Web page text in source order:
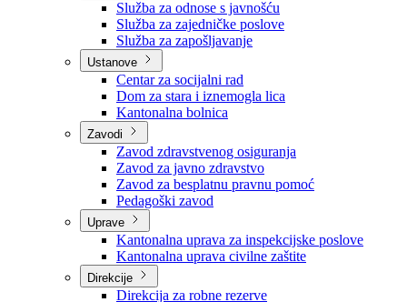
Službe
Služba za odnose s javnošću
Služba za zajedničke poslove
Služba za zapošljavanje
Ustanove
Centar za socijalni rad
Dom za stara i iznemogla lica
Kantonalna bolnica
Zavodi
Zavod zdravstvenog osiguranja
Zavod za javno zdravstvo
Zavod za besplatnu pravnu pomoć
Pedagoški zavod
Uprave
Kantonalna uprava za inspekcijske poslove